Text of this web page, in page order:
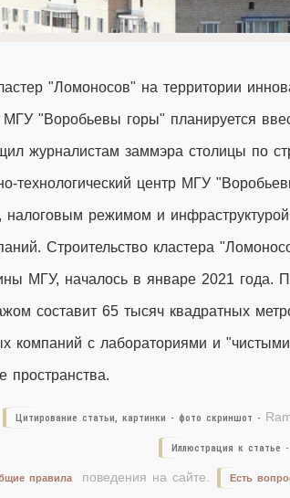
"Ломоносов" на территории
"Воробьевы горы" планируется
журналистам заммэра столицы по
технологический центр МГУ
режимом и
Строительство кластера
МГУ, началось в январе 2021 года.
составит 65 тысяч квадратных
компаний с лабораториями и
пространства.
Цитирование статьи, картинки - фото скриншот -
Иллюстрация к статье -
Есть
правила поведения на сайте.